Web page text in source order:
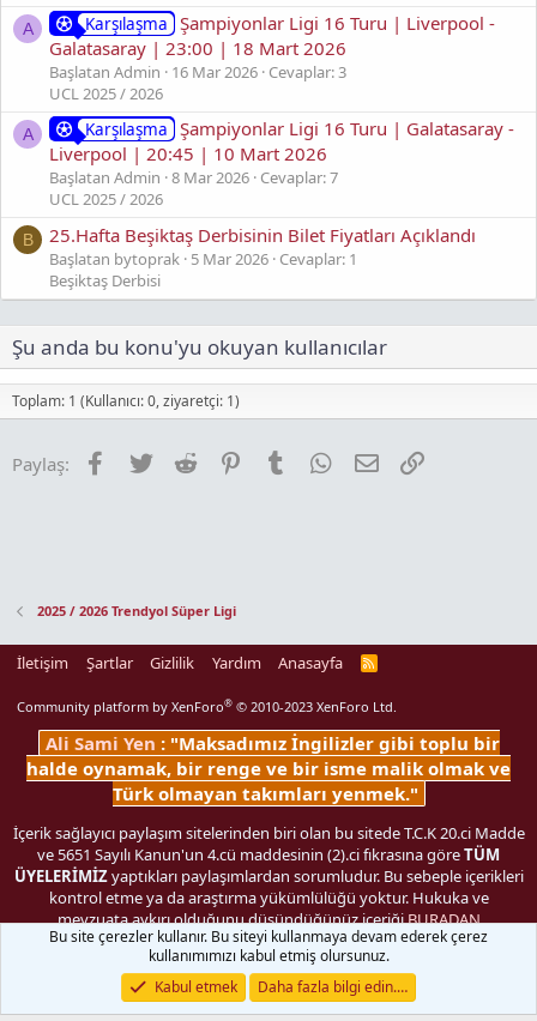
A Karşılaşma
Şampiyonlar Ligi 16 Turu | Liverpool -
Galatasaray | 23:00 | 18 Mart 2026
Başlatan Admin 16 Mar 2026 Cevaplar: 3
UCL 2025 / 2026
A Karşılaşma
Şampiyonlar Ligi 16 Turu | Galatasaray -
Liverpool | 20:45 | 10 Mart 2026
Başlatan Admin 8 Mar 2026 Cevaplar: 7
UCL 2025 / 2026
B 25.Hafta Beşiktaş Derbisinin Bilet Fiyatları Açıklandı
Başlatan bytoprak 5 Mar 2026 Cevaplar: 1
Beşiktaş Derbisi
Şu anda bu konu'yu okuyan kullanıcılar
Toplam: 1 (Kullanıcı: 0, ziyaretçi: 1)
Paylaş: Facebook
Twitter Reddit PinterestTumblr WhatsApp
E-posta
2025 / 2026 Trendyol Süper Ligi
İletişim Şartlar Gizlilik Yardım Anasayfa
R
Community platform by XenForo® © 2010-2023 XenForo Ltd.
Ali Sami Yen : "Maksadımız İngilizler gibi toplu bir
halde oynamak, bir renge ve bir isme malik olmak ve
Türk olmayan takımları yenmek."
İçerik sağlayıcı paylaşım sitelerinden biri olan bu sitede T.C.K 20.ci Madde
ve 5651 Sayılı Kanun'un 4.cü maddesinin (2).ci fıkrasına göreTÜM
ÜYELERİMİZyaptıkları paylaşımlardan sorumludur. Bu sebeple içerikleri
kontrol etme ya da araştırma yükümlülüğü yoktur. Hukuka ve
mevzuata aykırı olduğunu düşündüğünüz içeriğiBURADAN
bildirebilirsiniz.
Toplam sorgu 25 Toplam zaman
bellek
Bu site çerezler kullanır. Bu siteyi kullanmaya devam ederek çerez
kullanımımızı kabul etmiş olursunuz.
Kabul etmek
Daha fazla bilgi edin.…